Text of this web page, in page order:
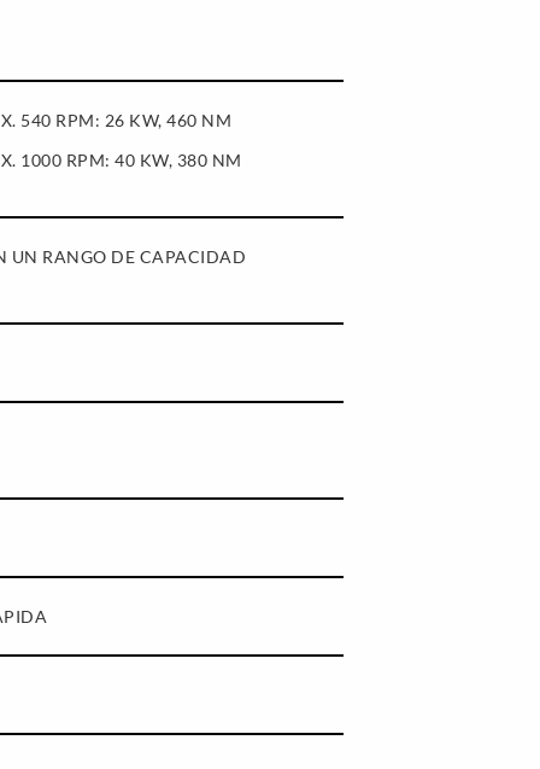
540 RPM: 26 KW, 460 NM
1000 RPM: 40 KW, 380 NM
UN RANGO DE CAPACIDAD